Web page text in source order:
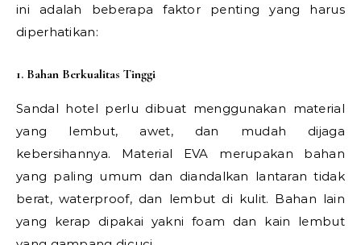
ini adalah beberapa faktor penting yang harus
diperhatikan:
1. Bahan Berkualitas Tinggi
Sandal hotel perlu dibuat menggunakan material
yang lembut, awet, dan mudah dijaga
kebersihannya. Material EVA merupakan bahan
yang paling umum dan diandalkan lantaran tidak
berat, waterproof, dan lembut di kulit. Bahan lain
yang kerap dipakai yakni foam dan kain lembut